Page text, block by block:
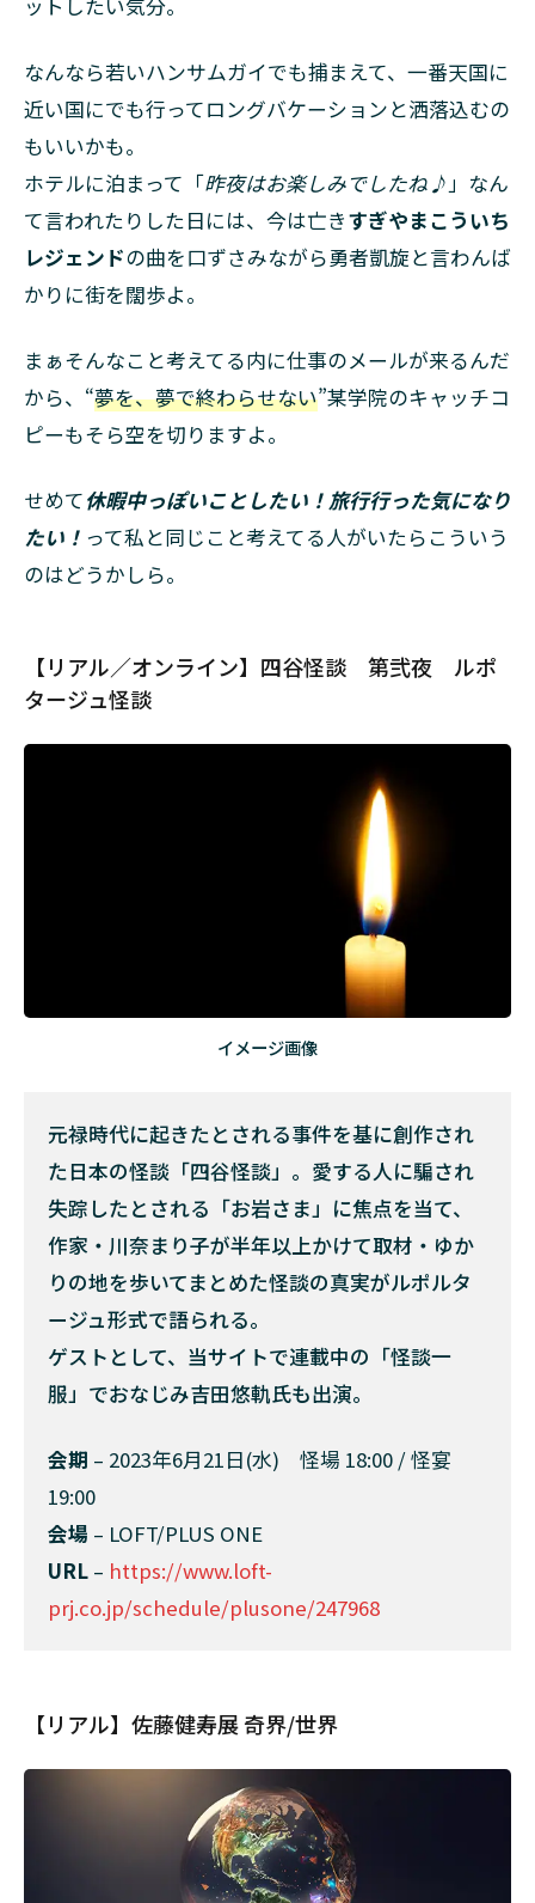
ットしたい気分。
なんなら若いハンサムガイでも捕まえて、一番天国に
近い国にでも行ってロングバケーションと洒落込むの
もいいかも。
ホテルに泊まって「昨夜はお楽しみでしたね♪」なん
て言われたりした日には、今は亡きすぎやまこういち
レジェンドの曲を口ずさみながら勇者凱旋と言わんば
かりに街を闊歩よ。
まぁそんなこと考えてる内に仕事のメールが来るんだ
から、“夢を、夢で終わらせない”某学院のキャッチコ
ピーもそら空を切りますよ。
せめて休暇中っぽいことしたい！旅行行った気になり
たい！ って私と同じこと考えてる人がいたらこういう
のはどうかしら。
【リアル／オンライン】四谷怪談 第弐夜 ルポ
タージュ怪談
イメージ画像
元禄時代に起きたとされる事件を基に創作され
た日本の怪談「四谷怪談」。愛する人に騙され
失踪したとされる「お岩さま」に焦点を当て、
作家・川奈まり子が半年以上かけて取材・ゆか
りの地を歩いてまとめた怪談の真実がルポルタ
ージュ形式で語られる。
ゲストとして、当サイトで連載中の「怪談一
服」でおなじみ吉田悠軌氏も出演。
会期 – 2023年6月21日(水) 怪場 18:00 / 怪宴
19:00
会場 – LOFT/PLUS ONE
URL – https://www.loft-
prj.co.jp/schedule/plusone/247968
【リアル】佐藤健寿展 奇界/世界